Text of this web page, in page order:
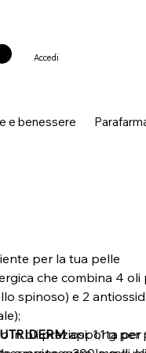
e benessere
Accedi
per la tua pelle
che combina 4 oli
spinoso) e 2
in oli preziosi: 1,1 g per
apporta per